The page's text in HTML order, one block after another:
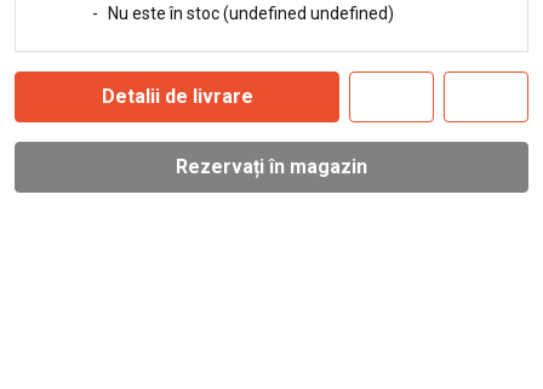
-
Nu este în stoc (undefined undefined)
Detalii de livrare
Rezervați în magazin